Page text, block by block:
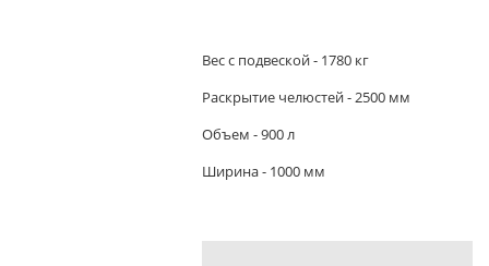
Вес с подвеской - 1780 кг
Раскрытие челюстей - 2500 мм
Объем - 900 л
Ширина - 1000 мм